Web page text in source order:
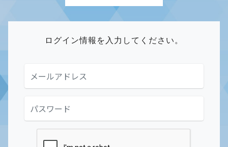
ログイン情報を入力してください。